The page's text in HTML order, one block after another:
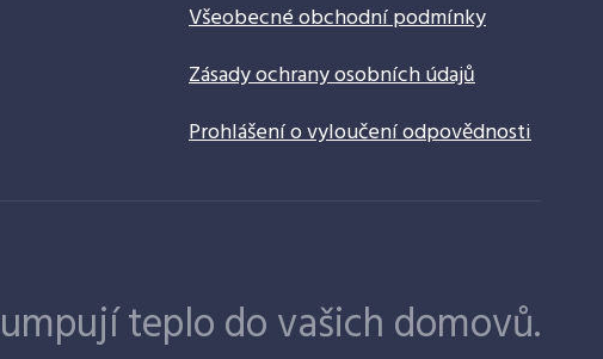
Všeobecné obchodní podmínky
Zásady ochrany osobních údajů
Prohlášení o vyloučení odpovědnosti
teplo do vašich domovů.